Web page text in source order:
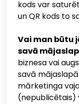
kods var
un QR kods to
Vai man būtu
savā
biznesa vai
savā
mārketinga
(nepublicētais)